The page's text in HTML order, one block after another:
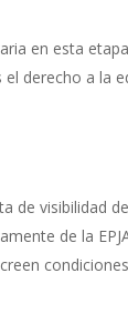
en esta
derecho a la
de visibilidad
de la